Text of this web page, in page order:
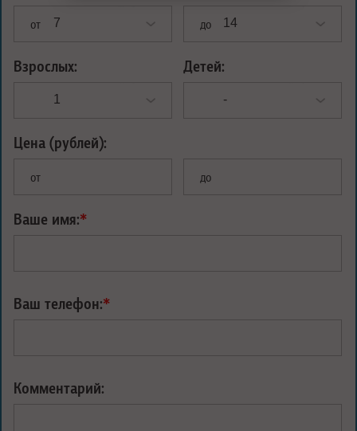
от до
Взрослых: Детей:
Цена (рублей):
от до
Ваше имя:*
Ваш телефон:*
Комментарий: